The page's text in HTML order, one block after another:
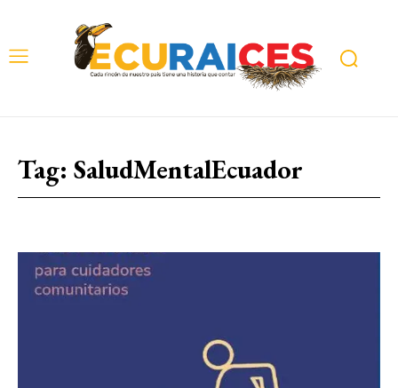
Tag: SaludMentalEcuador